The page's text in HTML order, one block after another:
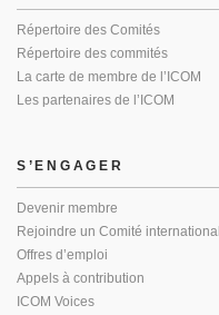
Répertoire des Comités
Répertoire des commités
La carte de membre de l’ICOM
Les partenaires de l’ICOM
S’ENGAGER
Devenir membre
Rejoindre un Comité international
Offres d’emploi
Appels à contribution
ICOM Voices